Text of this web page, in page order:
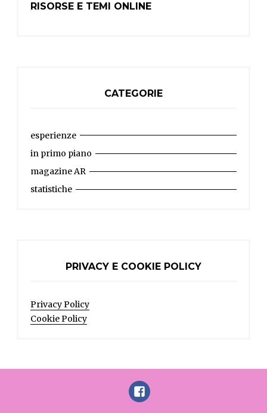
RISORSE E TEMI ONLINE
CATEGORIE
esperienze
in primo piano
magazine AR
statistiche
PRIVACY E COOKIE POLICY
Privacy Policy
Cookie Policy
FaceBook